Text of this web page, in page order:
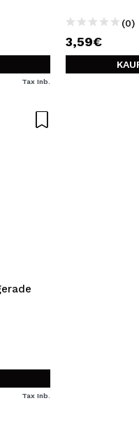
Tax Inb.
(0)
3,59€
Tax Inb.